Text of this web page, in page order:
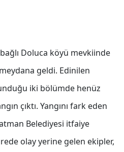
Doluca köyü mevkiinde
geldi. Edinilen
iki bölümde henüz
çıktı. Yangını fark eden
Belediyesi itfaiye
olay yerine gelen ekipler,